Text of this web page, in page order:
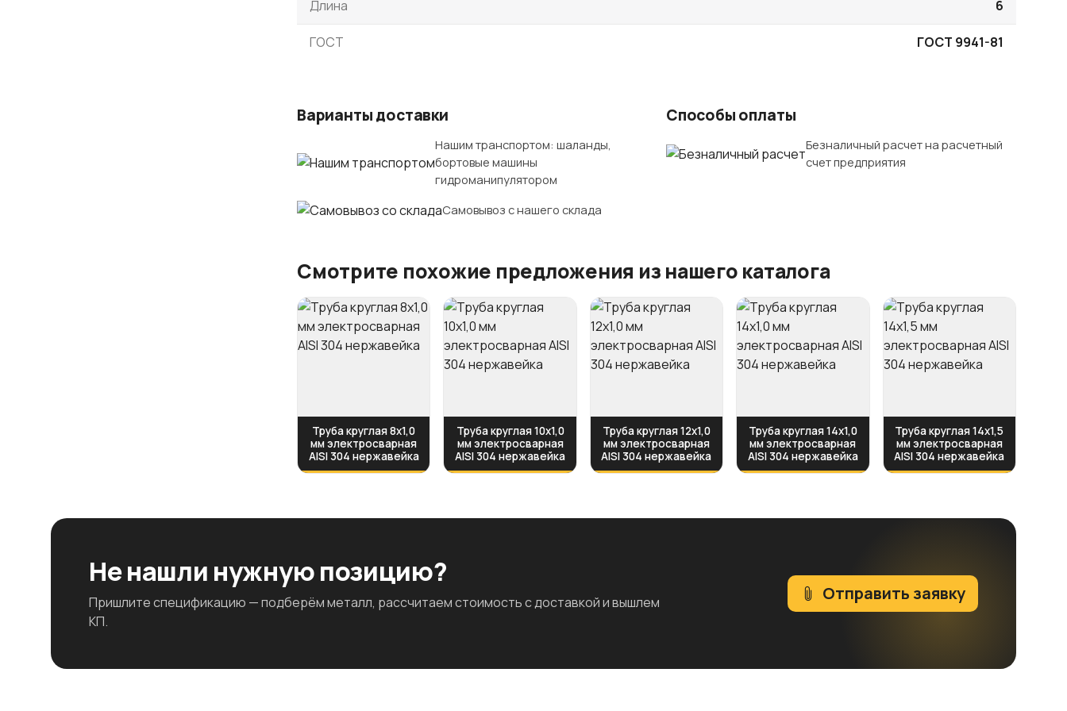
Длина 6
ГОСТ ГОСТ 9941-81
Варианты доставки
Нашим транспортом: шаланды,
бортовые машины
гидроманипулятором
Самовывоз с нашего склада
Способы оплаты
Безналичный расчет на расчетный
счет предприятия
Смотрите похожие предложения из нашего каталога
Труба круглая 8х1,0
мм электросварная
AISI 304 нержавейка
Труба круглая 10х1,0
мм электросварная
AISI 304 нержавейка
Труба круглая 12х1,0
мм электросварная
AISI 304 нержавейка
Труба круглая 14х1,0
мм электросварная
AISI 304 нержавейка
Труба круглая 14х1,5
мм электросварная
AISI 304 нержавейка
Не нашли нужную позицию?
Пришлите спецификацию — подберём металл, рассчитаем стоимость с доставкой и вышлем
КП.
Отправить заявку